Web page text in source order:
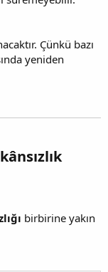
Çünkü bazı
yeniden
birbirine yakın